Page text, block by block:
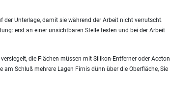
der Unterlage, damit sie während der Arbeit nicht verrutscht.
erst an einer unsichtbaren Stelle testen und bei der Arbeit
die Flächen müssen mit Silikon-Entferner oder Aceton
Schluß mehrere Lagen Firnis dünn über die Oberfläche, Sie